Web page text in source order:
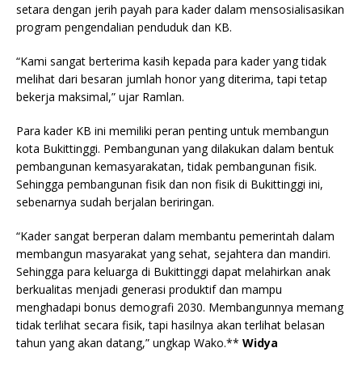
setara dengan jerih payah para kader dalam mensosialisasikan
program pengendalian penduduk dan KB.
“Kami sangat berterima kasih kepada para kader yang tidak
melihat dari besaran jumlah honor yang diterima, tapi tetap
bekerja maksimal,” ujar Ramlan.
Para kader KB ini memiliki peran penting untuk membangun
kota Bukittinggi. Pembangunan yang dilakukan dalam bentuk
pembangunan kemasyarakatan, tidak pembangunan fisik.
Sehingga pembangunan fisik dan non fisik di Bukittinggi ini,
sebenarnya sudah berjalan beriringan.
“Kader sangat berperan dalam membantu pemerintah dalam
membangun masyarakat yang sehat, sejahtera dan mandiri.
Sehingga para keluarga di Bukittinggi dapat melahirkan anak
berkualitas menjadi generasi produktif dan mampu
menghadapi bonus demografi 2030. Membangunnya memang
tidak terlihat secara fisik, tapi hasilnya akan terlihat belasan
tahun yang akan datang,” ungkap Wako.** Widya